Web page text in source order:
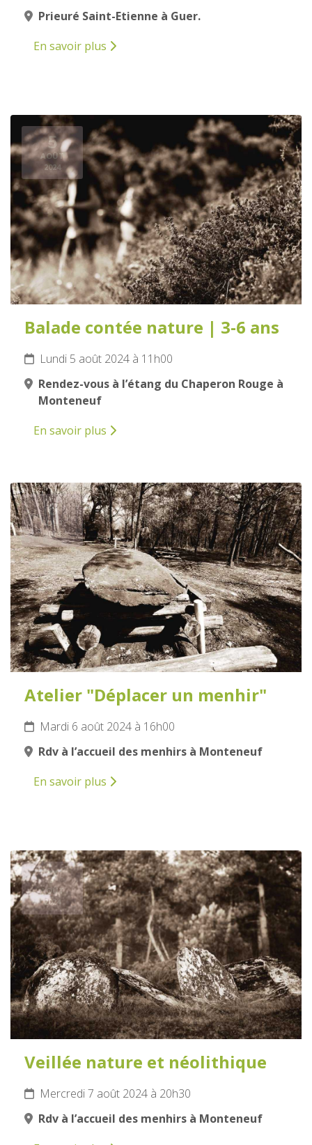
Prieuré Saint-Etienne à Guer.
En savoir plus
5
AOÛT
2024
Balade contée nature | 3-6 ans
Lundi 5 août 2024 à 11h00
Rendez-vous à l’étang du Chaperon Rouge à
Monteneuf
En savoir plus
6
AOÛT
2024
Atelier "Déplacer un menhir"
Mardi 6 août 2024 à 16h00
Rdv à l’accueil des menhirs à Monteneuf
En savoir plus
7
AOÛT
2024
Veillée nature et néolithique
Mercredi 7 août 2024 à 20h30
Rdv à l’accueil des menhirs à Monteneuf